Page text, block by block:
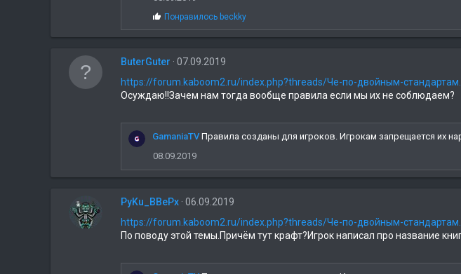
С
и
м
а
и
и
Понравилось beckky
ButerGuter
07.09.2019
https://forum.kaboom2.ru/index.php?threads/Че-по-двойным-
Осуждаю!!Зачем нам тогда вообще правила если мы их не соблюдаем?
GamaniaTV Правила созданы для игроков. Игрокам запрещается их
08.09.2019
PyKu_BBePx 06.09.2019
https://forum.kaboom2.ru/index.php?threads/Че-по-двойным-
По поводу этой темы.Причём тут крафт?Игрок написал про название